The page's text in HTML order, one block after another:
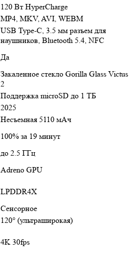
120 Вт HyperCharge
MP4, MKV, AVI, WEBM
USB Type-C, 3.5 мм разъем для
наушников, Bluetooth 5.4, NFC
Да
Закаленное стекло Gorilla Glass Victus
2
Поддержка microSD до 1 ТБ
2025
Несъемная 5110 мАч
100% за 19 минут
до 2.5 ГГц
Adreno GPU
LPDDR4X
Сенсорное
120° (ультраширокая)
4K 30fps